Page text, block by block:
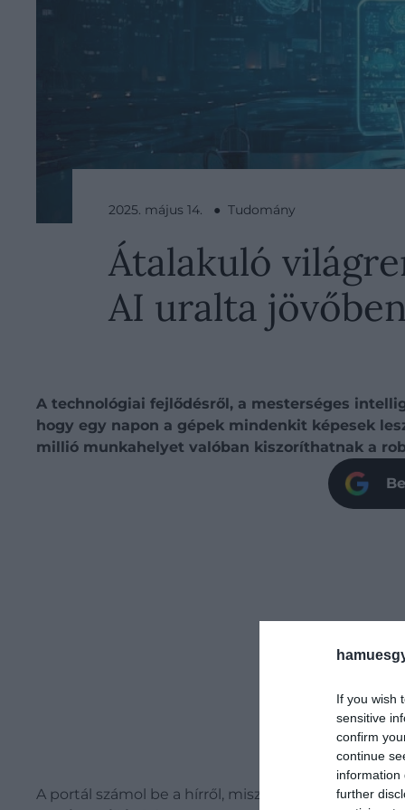
If you wish
sensitive
confirm
continue
information
further
2025. május 14. ● Tudomány
Átalakuló
AI uralta jövőben
A technológiai fejlődésről, a mesterséges
hogy egy napon a gépek mindenkit képesek
millió munkahelyet valóban kiszoríthatnak a
A portál számol be a hírről, miszerint Amazon